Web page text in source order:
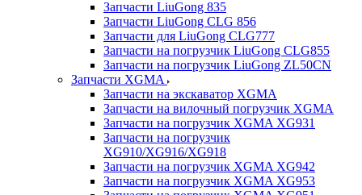
Запчасти LiuGong 835
Запчасти LiuGong CLG 856
Запчасти для LiuGong CLG777
Запчасти на погрузчик LiuGong CLG855
Запчасти на погрузчик LiuGong ZL50CN
Запчасти XGMA
Запчасти на экскаватор XGMA
Запчасти на вилочный погрузчик XGMA
Запчасти на погрузчик XGMA XG931
Запчасти на погрузчик
XG910/XG916/XG918
Запчасти на погрузчик XGMA XG942
Запчасти на погрузчик XGMA XG953